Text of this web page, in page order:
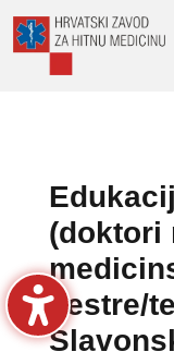
(doktori
sestre/